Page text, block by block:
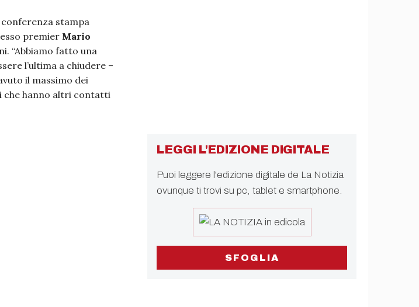
stampa
premier Mario
“Abbiamo fatto una
l’ultima a chiudere –
il massimo dei
che hanno altri contatti
LEGGI L'EDIZIONE DIGITALE
Puoi leggere l'edizione digitale de La Notizia
ovunque ti trovi su pc, tablet e smartphone.
SFOGLIA